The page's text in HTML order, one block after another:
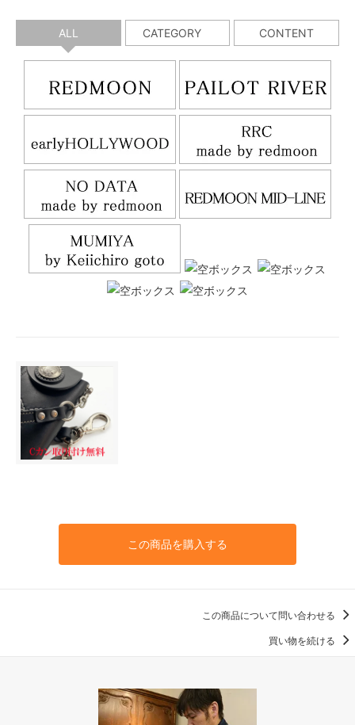
ALL CATEGORY CONTENT
この商品を購入する
この商品について問い合わせる
買い物を続ける